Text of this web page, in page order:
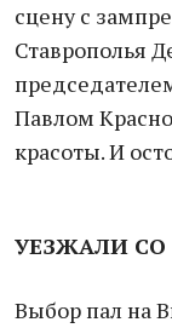
сцену с
Ставрополья
Павлом
красоты. И
УЕЗЖАЛИ
Выбор пал на